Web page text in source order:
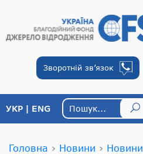
Зворотній зв’язок
УКР ENG
Головна › Новини › Новини